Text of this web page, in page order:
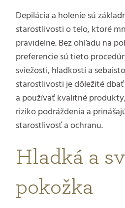
Depilácia a holenie sú
starostlivosti o telo, ktoré
pravidelne. Bez ohľadu na
preferencie sú tieto
sviežosti, hladkosti a
starostlivosti je dôležité
a používať kvalitné
riziko podráždenia a
starostlivosť a ochranu.
Hladká a
pokožka